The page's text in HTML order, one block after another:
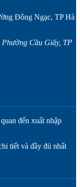
Đông Ngạc, TP Hà
Cầu Giấy, TP
đến xuất nhập
tiết và đầy đủ nhất